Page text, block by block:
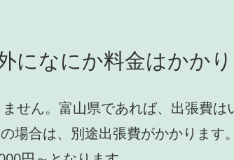
になにか料金はかか
せん。富山県であれば、出張費は
場合は、別途出張費がかかります。